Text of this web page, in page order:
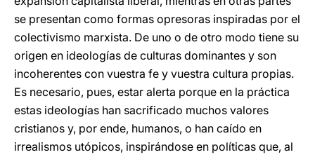
se presentan como formas opresoras inspiradas por el
colectivismo marxista. De uno o de otro modo tiene su
origen en ideologías de culturas dominantes y son
incoherentes con vuestra fe y vuestra cultura propias.
Es necesario, pues, estar alerta porque en la práctica
estas ideologías han sacrificado muchos valores
cristianos y, por ende, humanos, o han caído en
irrealismos utópicos, inspirándose en políticas que, al